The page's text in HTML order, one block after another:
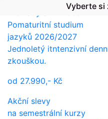
Překlady a tlumočení
Vyberte si
Pomaturitní studium
jazyků 2026/2027
Jednoletý itntenzivní
zkouškou.
od 27.990,- Kč
Akční slevy
na semestrální kurzy